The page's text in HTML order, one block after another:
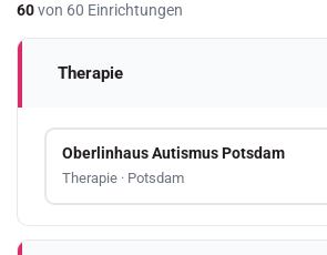
60von 60 Einrichtungen
Therapie
Oberlinhaus Autismus Potsdam
Therapie · Potsdam